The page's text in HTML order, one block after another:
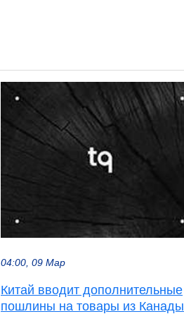
04:00, 09 Мар
Китай вводит дополнительные
пошлины на товары из Канады